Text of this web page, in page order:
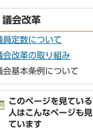
議会改革
員定数について
会改革の取り組み
会基本条例について
このページを見ている
人はこんなページも見
ています